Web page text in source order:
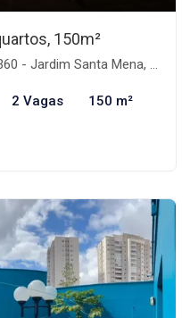
150m²
Santa Mena, Guarulhos-SP
2 Vagas 150 m²